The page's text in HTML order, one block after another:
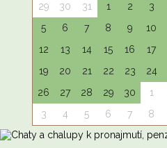
29
30 31 1 2 3
5
6 7 8 9 10
12
13 14 15 16 17
19
20 21 22 23 24
26
27 28 29 30 1
3
4 5 6 7 8